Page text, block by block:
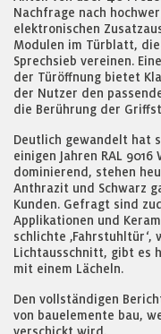
Nachfrage nach
elektronischen
Modulen im Türblatt,
Sprechsieb vereinen.
der Türöffnung bietet
der Nutzer den
die Berührung der
Deutlich gewandelt hat
einigen Jahren RAL
dominierend, stehen
Anthrazit und Schwarz
Kunden. Gefragt sind
Applikationen und
schlichte
Lichtausschnitt, gibt es
mit einem Lächeln.
Den vollständigen
von bauelemente bau,
verschickt wird.